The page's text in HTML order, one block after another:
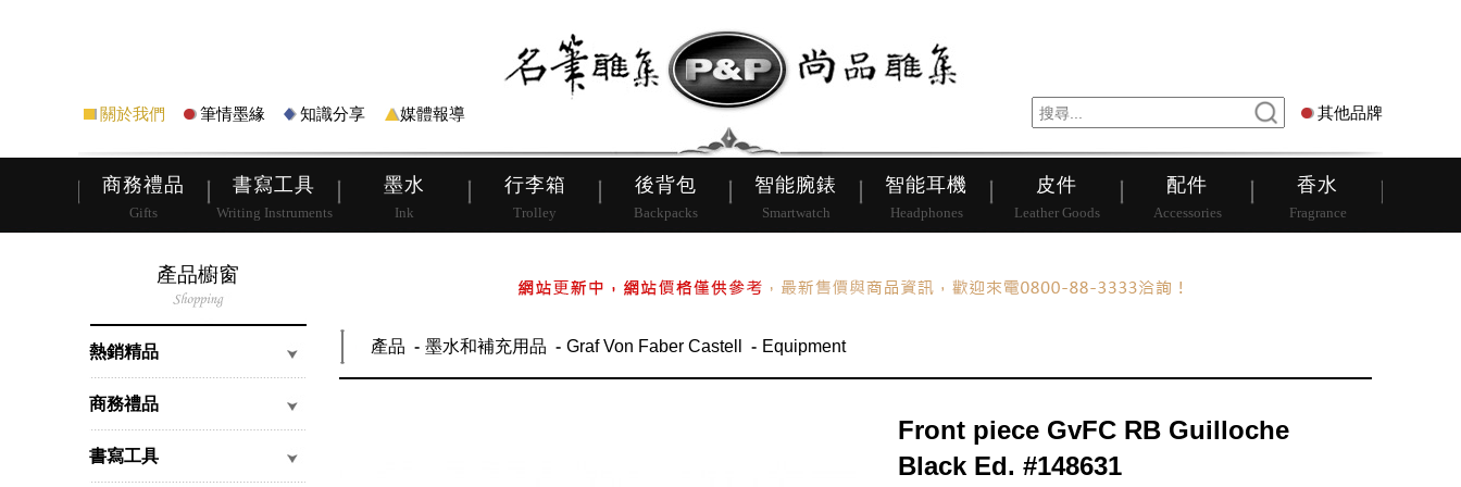
關於我們 筆情墨緣 知識分享 媒體報導 其他品牌
商務禮品
Gifts
書寫工具
Writing Instruments
墨水
Ink
行李箱
Trolley
後背包
Backpacks
智能腕錶
Smartwatch
智能耳機
Headphones
皮件
Leather Goods
配件
Accessories
香水
Fragrance
皮帶 行李箱 後背包
產品櫥窗
熱銷精品
商務禮品
書寫工具
產品 墨水和補充用品 Graf Von Faber Castell Equipment
Front piece GvFC RB Guilloche
Black Ed. #148631